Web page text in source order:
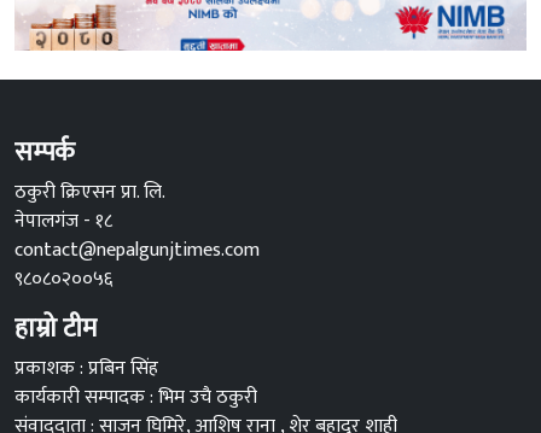
सम्पर्क
ठकुरी क्रिएसन प्रा. लि.
नेपालगंज - १८
contact@nepalgunjtimes.com
९८०८०२००५६
हाम्रो टीम
प्रकाशक : प्रबिन सिंह
कार्यकारी सम्पादक : भिम उचै ठकुरी
संवाददाता : साजन घिमिरे, आशिष राना , शेर बहादुर शाही